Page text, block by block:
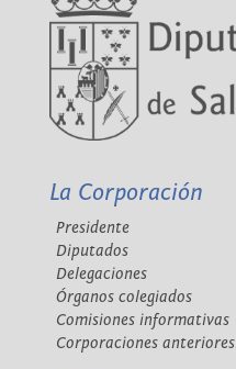
La Corporación
Presidente
Diputados
Delegaciones
Órganos colegiados
Comisiones informativas
Corporaciones anteriores